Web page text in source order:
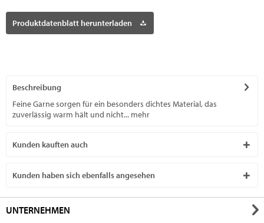
Produktdatenblatt herunterladen
Beschreibung
Feine Garne sorgen für ein besonders dichtes Material, das
zuverlässig warm hält und nicht... mehr
Kunden kauften auch
Kunden haben sich ebenfalls angesehen
UNTERNEHMEN